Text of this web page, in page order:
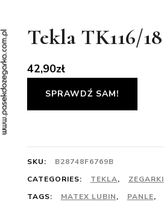
Tekla TK116/18
42,90zł
SPRAWDŹ SAM!
SKU:
B28748F6769B
CATEGORIES:
TEKLA,
ZEGARKI
TAGS:
MATEX LUBIN, PANLE,